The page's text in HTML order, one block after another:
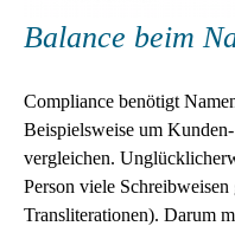
Balance beim
Compliance benötigt
Beispielsweise um
vergleichen.
Person viele
Transliterationen). Darum